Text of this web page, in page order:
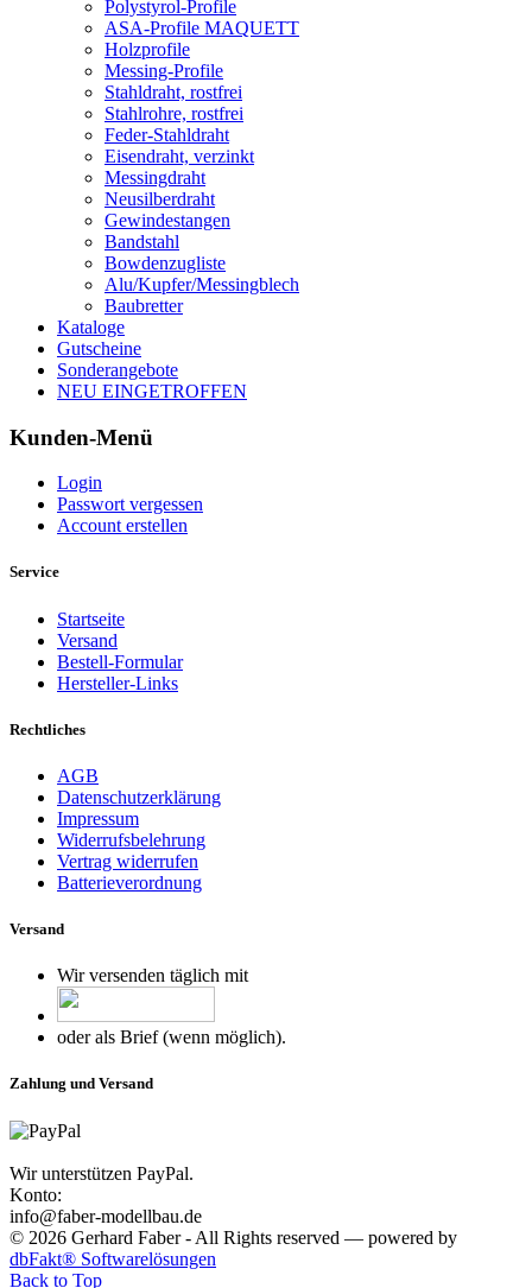
Polystyrol-Profile
ASA-Profile MAQUETT
Holzprofile
Messing-Profile
Stahldraht, rostfrei
Stahlrohre, rostfrei
Feder-Stahldraht
Eisendraht, verzinkt
Messingdraht
Neusilberdraht
Gewindestangen
Bandstahl
Bowdenzugliste
Alu/Kupfer/Messingblech
Baubretter
Kataloge
Gutscheine
Sonderangebote
NEU EINGETROFFEN
Kunden-Menü
Login
Passwort vergessen
Account erstellen
Service
Startseite
Versand
Bestell-Formular
Hersteller-Links
Rechtliches
AGB
Datenschutzerklärung
Impressum
Widerrufsbelehrung
Vertrag widerrufen
Batterieverordnung
Versand
Wir versenden täglich mit
oder als Brief (wenn möglich).
Zahlung und Versand
Wir unterstützen PayPal.
Konto:
info@faber-modellbau.de
© 2026 Gerhard Faber - All Rights reserved — powered by
dbFakt® Softwarelösungen
Back to Top